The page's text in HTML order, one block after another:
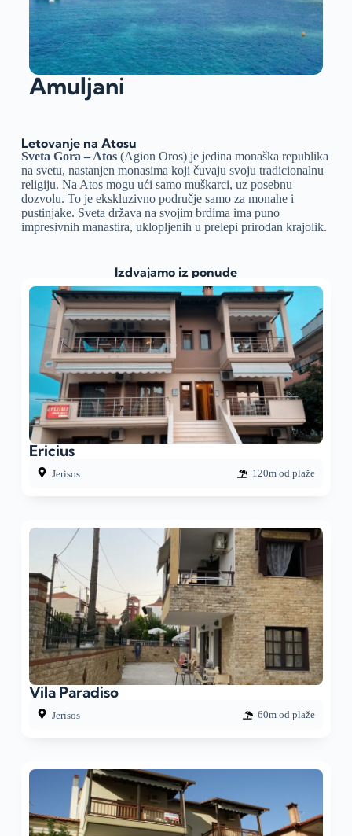
Amuljani
Letovanje na Atosu
Sveta Gora – Atos(Agion Oros) je jedina monaška republika
na svetu, nastanjen monasima koji čuvaju svoju tradicionalnu
religiju. Na Atos mogu ući samo muškarci, uz posebnu
dozvolu. To je ekskluzivno područje samo za monahe i
pustinjake. Sveta država na svojim brdima ima puno
impresivnih manastira, uklopljenih u prelepi prirodan krajolik.
Izdvajamo iz ponude
Ericius
Jerisos 120m od plaže
Vila Paradiso
Jerisos 60m od plaže